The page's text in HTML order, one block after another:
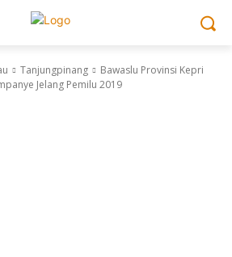
Tanjungpinang
Bawaslu Provinsi Kepri
Jelang Pemilu 2019